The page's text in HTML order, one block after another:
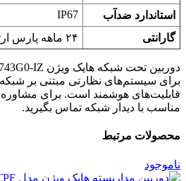
استاندارد ضدآب
IP67
گارانتی
۲۴ ماهه پارس ارتباط | ۶۰ ماهه ونوس
مناسب با دیدار شبکه تماس بگیرید.
محصولات مرتبط
ناموجود